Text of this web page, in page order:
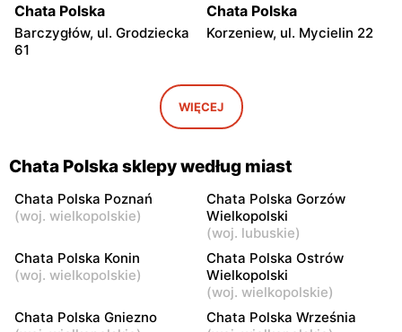
Chata Polska
Barczygłów, ul. Grodziecka
61
Chata Polska
Korzeniew, ul. Mycielin 22
Chata Polska
Kazimierz Biskupi, ul.
Jodłowa 1
Chata Polska
Brzeziny, ul. Sobiesęki 7
Chata Polska
Rzgów, ul. Osiecza
Pierwsza 23
Stawiszyn, ul. Szosa
Pleszewska 2a
Chata Polska
Godziesze Wielkie, ul. 3
Maja 24
Mogilno, ul. Marsz.
Chata Polska
Mogilno, ul. Dworcowa 7
WIĘCEJ
Chata Polska sklepy według miast
Chata Polska Poznań
(woj. wielkopolskie)
Chata Polska Gorzów
Wielkopolski
(woj. lubuskie)
Chata Polska Konin
(woj. wielkopolskie)
Chata Polska Ostrów
Wielkopolski
(woj. wielkopolskie)
Chata Polska Gniezno
Chata Polska Września